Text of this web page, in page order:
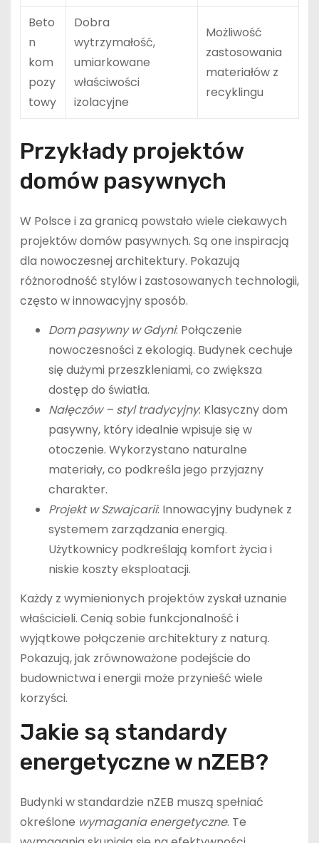
Beto
n
kom
pozy
towy
Dobra
wytrzymałość,
umiarkowane
właściwości
izolacyjne
Możliwość
zastosowania
materiałów z
recyklingu
Przykłady projektów
domów pasywnych
W Polsce i za granicą powstało wiele ciekawych
projektów domów pasywnych. Są one inspiracją
dla nowoczesnej architektury. Pokazują
różnorodność stylów i zastosowanych technologii,
często w innowacyjny sposób.
Dom pasywny w Gdyni: Połączenie
nowoczesności z ekologią. Budynek cechuje
się dużymi przeszkleniami, co zwiększa
dostęp do światła.
Nałęczów – styl tradycyjny: Klasyczny dom
pasywny, który idealnie wpisuje się w
otoczenie. Wykorzystano naturalne
materiały, co podkreśla jego przyjazny
charakter.
Projekt w Szwajcarii: Innowacyjny budynek z
systemem zarządzania energią.
Użytkownicy podkreślają komfort życia i
niskie koszty eksploatacji.
Każdy z wymienionych projektów zyskał uznanie
właścicieli. Cenią sobie funkcjonalność i
wyjątkowe połączenie architektury z naturą.
Pokazują, jak zrównoważone podejście do
budownictwa i energii może przynieść wiele
korzyści.
Jakie są standardy
energetyczne w nZEB?
Budynki w standardzie nZEB muszą spełniać
określone wymagania energetyczne. Te